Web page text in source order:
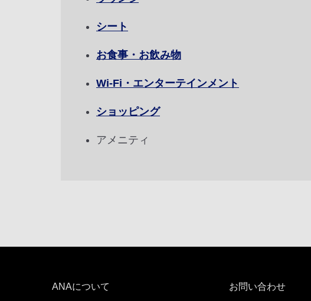
1人
・表示金額と空席状況は最新ではない場合があります。[検索する]ボタ
シート
お食事・お飲み物
Wi-Fi・エンターテインメント
ショッピング
アメニティ
ANAについて
お問い合わせ